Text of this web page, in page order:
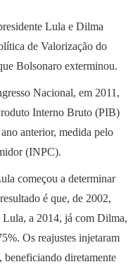
Lula e Dilma
de Valorização do
Bolsonaro exterminou.
Nacional, em 2011,
Interno Bruto (PIB)
anterior, medida pelo
(INPC).
começou a determinar
é que, de 2002,
a 2014, já com Dilma,
Os reajustes injetaram
diretamente